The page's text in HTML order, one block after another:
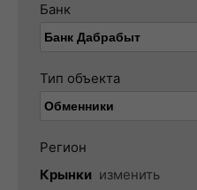
Банк
Тип объекта
Регион
Крынки изменить